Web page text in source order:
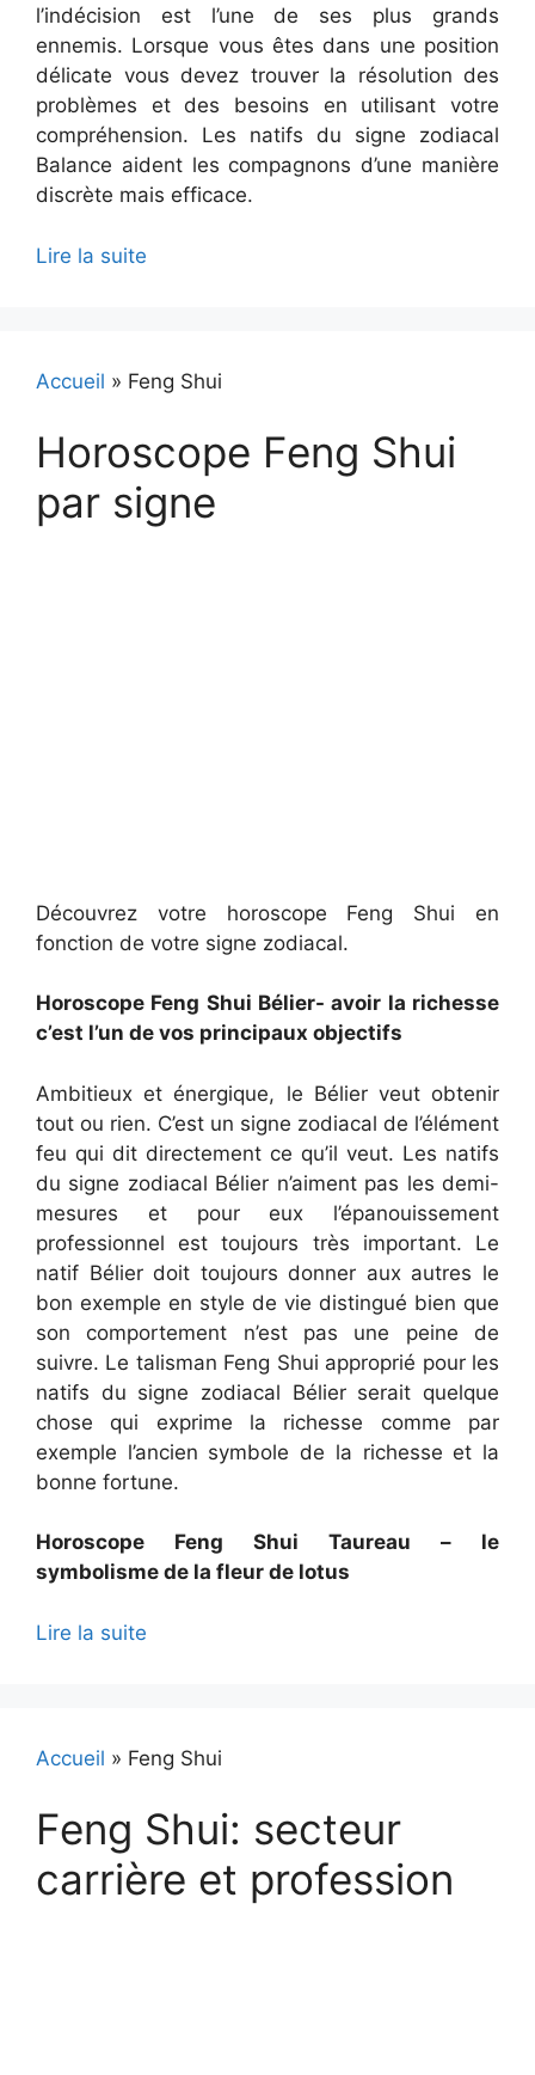
l’indécision est l’une de ses plus grands
ennemis. Lorsque vous êtes dans une position
délicate vous devez trouver la résolution des
problèmes et des besoins en utilisant votre
compréhension. Les natifs du signe zodiacal
Balance aident les compagnons d’une manière
discrète mais efficace.
Lire la suite
Accueil » Feng Shui
Horoscope Feng Shui
par signe
Découvrez votre horoscope Feng Shui en
fonction de votre signe zodiacal.
Horoscope Feng Shui Bélier- avoir la richesse
c’est l’un de vos principaux objectifs
Ambitieux et énergique, le Bélier veut obtenir
tout ou rien. C’est un signe zodiacal de l’élément
feu qui dit directement ce qu’il veut. Les natifs
du signe zodiacal Bélier n’aiment pas les demi-
mesures et pour eux l’épanouissement
professionnel est toujours très important. Le
natif Bélier doit toujours donner aux autres le
bon exemple en style de vie distingué bien que
son comportement n’est pas une peine de
suivre. Le talisman Feng Shui approprié pour les
natifs du signe zodiacal Bélier serait quelque
chose qui exprime la richesse comme par
exemple l’ancien symbole de la richesse et la
bonne fortune.
Horoscope Feng Shui Taureau – le
symbolisme de la fleur de lotus
Lire la suite
Accueil » Feng Shui
Feng Shui: secteur
carrière et profession